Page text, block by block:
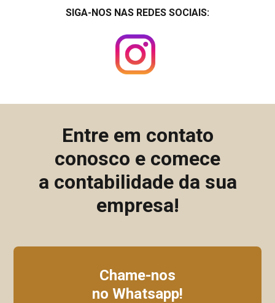
SIGA-NOS NAS REDES SOCIAIS:
Entre em contato
conosco e comece
a contabilidade da sua
empresa!
Chame-nos
no Whatsapp!